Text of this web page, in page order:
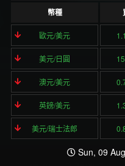
幣種
歐元/美元
美元/日圓
澳元/美元
英鎊/美元
美元/瑞士法郎
Sun, 09